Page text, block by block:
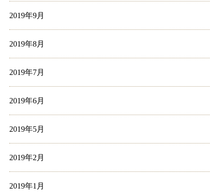
2019年9月
2019年8月
2019年7月
2019年6月
2019年5月
2019年2月
2019年1月